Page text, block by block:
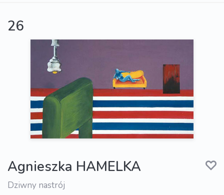
26
Agnieszka HAMELKA
Dziwny nastrój